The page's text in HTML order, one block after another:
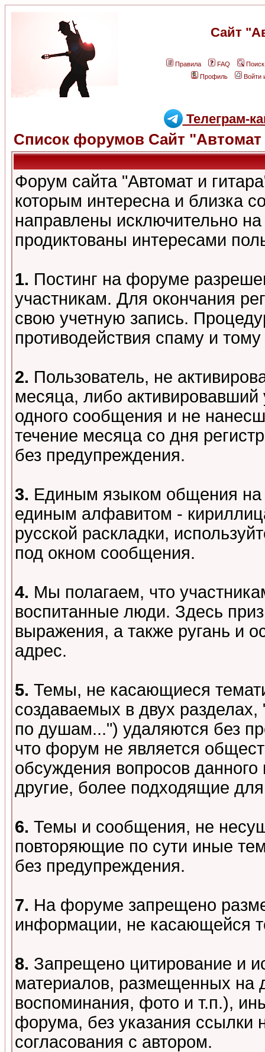
Сайт
Правила FAQ
Поиск
Профиль
Войти
Телеграм-
Список форумов Сайт "Автомат
Форум сайта "Автомат и
которым интересна и близка
направлены исключительно
продиктованы интересами
1. Постинг на форуме
участникам. Для окончания
свою учетную запись.
противодействия спаму и
2. Пользователь, не
месяца, либо
одного сообщения и не
течение месяца со дня
без предупреждения.
3. Единым языком общения на
единым алфавитом -
русской раскладки,
под окном сообщения.
4. Мы полагаем, что
воспитанные люди. Здесь
выражения, а также ругань и
адрес.
5. Темы, не касающиеся
создаваемых в двух
по душам...") удаляются без
что форум не является
обсуждения вопросов данного
другие, более подходящие для
6. Темы и сообщения, не
повторяющие по сути иные
без предупреждения.
7. На форуме запрещено
информации, не касающейся
8. Запрещено цитирование и
материалов, размещенных на
воспоминания, фото и т.п.),
форума, без указания ссылки
согласования с автором.